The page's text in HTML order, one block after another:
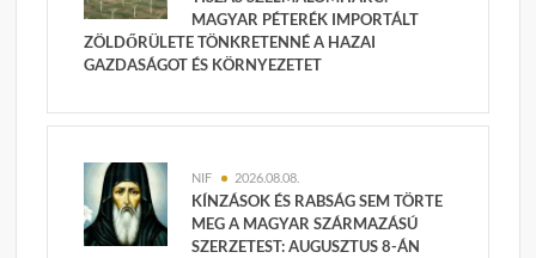
MAGYAR PÉTERÉK IMPORTÁLT
ZÖLDŐRÜLETE TÖNKRETENNÉ A HAZAI
GAZDASÁGOT ÉS KÖRNYEZETET
NIF 2026.08.08.
KÍNZÁSOK ÉS RABSÁG SEM TÖRTE
MEG A MAGYAR SZÁRMAZÁSÚ
SZERZETEST: AUGUSZTUS 8-ÁN